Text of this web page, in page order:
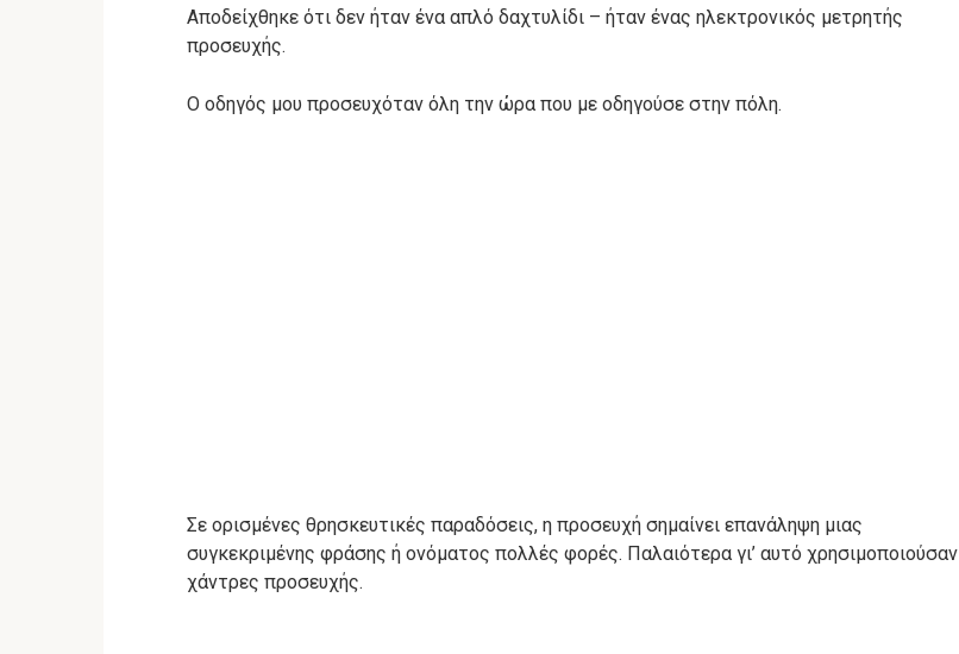
Αποδείχθηκε ότι δεν ήταν ένα απλό δαχτυλίδι – ήταν ένας ηλεκτρονικός μετρητής
προσευχής.
Ο οδηγός μου προσευχόταν όλη την ώρα που με οδηγούσε στην πόλη.
Σε ορισμένες θρησκευτικές παραδόσεις, η προσευχή σημαίνει επανάληψη μιας
συγκεκριμένης φράσης ή ονόματος πολλές φορές. Παλαιότερα γι’ αυτό χρησιμοποιούσαν
χάντρες προσευχής.